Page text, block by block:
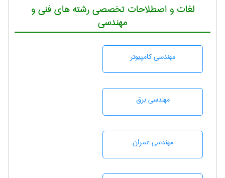
لغات و اصطلاحات تخصصی رشته های فنی و
مهندسی
مهندسی كامپيوتر
مهندسی برق
مهندسی عمران